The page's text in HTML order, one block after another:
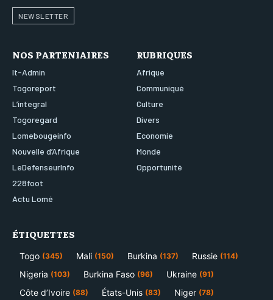
NEWSLETTER
NOS PARTENIAIRES
It-Admin
Togoreport
L’integral
Togoregard
Lomebougeinfo
Nouvelle d’Afrique
LeDefenseurInfo
228foot
Actu Lomé
RUBRIQUES
Afrique
Communiqué
Culture
Divers
Economie
Monde
Opportunité
ÉTIQUETTES
Togo (345) Mali (150) Burkina (137) Russie (114)
Nigeria (103) Burkina Faso (96) Ukraine (91)
Côte d’Ivoire (88) États-Unis (83) Niger (78)